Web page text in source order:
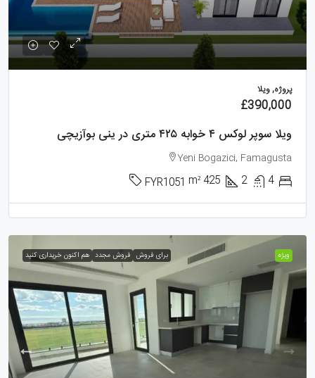
پروژه, ویلا
£390,000
ویلا سوپر لوکس ۴ خوابه ۴۲۵ متری در ینی بوآزیچی
Yeni Bogazici, Famagusta
4
2
425
m²
FYR1051
ویژه برای فروش فروش مجدد هم اکنون خریداری کنید